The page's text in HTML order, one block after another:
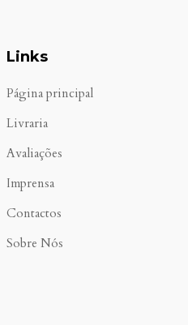
Links
Página principal
Livraria
Avaliações
Imprensa
Contactos
Sobre Nós